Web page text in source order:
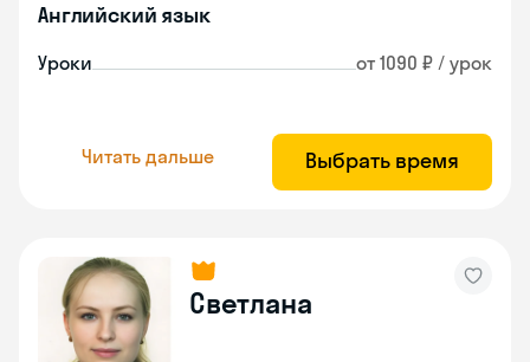
Английский язык
Уроки от 1090 ₽ / урок
Читать дальше Выбрать время
Светлана